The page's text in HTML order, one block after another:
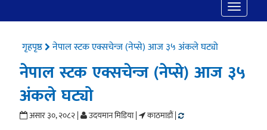
Toggle
गृहपृष्ठ नेपाल स्टक एक्सचेन्ज (नेप्से) आज ३५ अंकले घट्यो
नेपाल स्टक एक्सचेन्ज (नेप्से) आज ३५
अंकले घट्यो
असार ३०, २०८२ | उदयमान मिडिया | काठमाडौं |